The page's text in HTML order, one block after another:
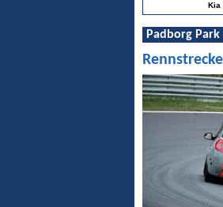
Kia
Padborg Park